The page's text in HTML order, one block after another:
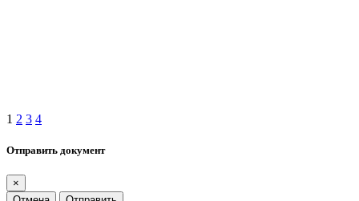
1 2 3 4
Отправить документ
×